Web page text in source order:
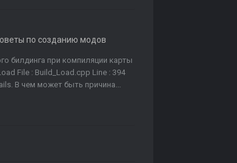
по созданию модов
билдинга при компиляции карты
File : Build_Load.cpp Line : 394
В чем может быть причина...